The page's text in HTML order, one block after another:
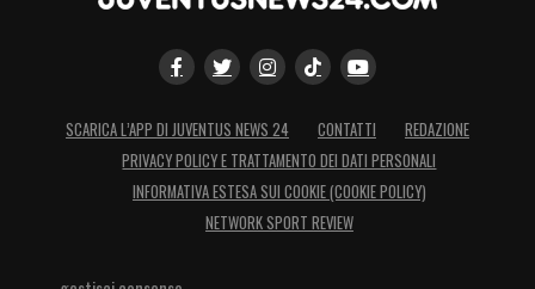
SCARICA L’APP DI JUVENTUS NEWS 24 CONTATTI
REDAZIONE
PRIVACY POLICY E TRATTAMENTO DEI DATI PERSONALI
INFORMATIVA ESTESA SUI COOKIE (COOKIE POLICY)
NETWORK SPORT REVIEW